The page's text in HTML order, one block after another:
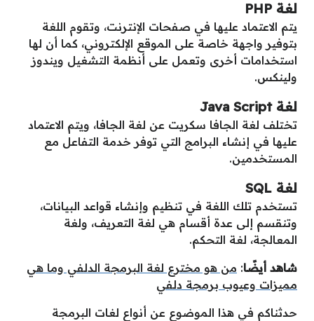
لغةPHP
يتم الاعتماد عليها في صفحات الإنترنت، وتقوم اللغة
بتوفير واجهة خاصة على الموقع الإلكتروني، كما أن لها
استخدامات أخرى وتعمل على أنظمة التشغيل ويندوز
ولينكس.
لغةJava Script
تختلف لغة الجافا سكريت عن لغة الجافا، ويتم الاعتماد
عليها في إنشاء البرامج التي توفر خدمة التفاعل مع
المستخدمين.
لغة SQL
تستخدم تلك اللغة في تنظيم وإنشاء قواعد البيانات،
وتنقسم إلى عدة أقسام هي لغة التعريف، ولغة
المعالجة، لغة التحكم.
شاهد أيضًا: من هو مخترع لغة البرمجة الدلفي وما هي
مميزات وعيوب برمجة دلفي
حدثناكم في هذا الموضوع عن أنواع لغات البرمجة